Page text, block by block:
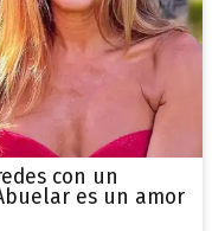
con un
es un amor